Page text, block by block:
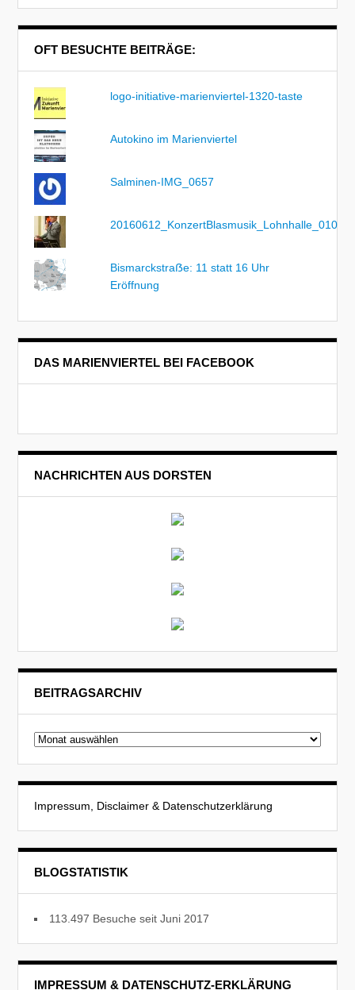
OFT BESUCHTE BEITRÄGE:
logo-initiative-marienviertel-1320-taste
Autokino im Marienviertel
Salminen-IMG_0657
20160612_KonzertBlasmusik_Lohnhalle_010
Bismarckstraẞe: 11 statt 16 Uhr
Eröffnung
DAS MARIENVIERTEL BEI FACEBOOK
NACHRICHTEN AUS DORSTEN
BEITRAGSARCHIV
Beitragsarchiv
Impressum, Disclaimer & Datenschutzerklärung
BLOGSTATISTIK
113.497 Besuche seit Juni 2017
IMPRESSUM & DATENSCHUTZ-ERKLÄRUNG